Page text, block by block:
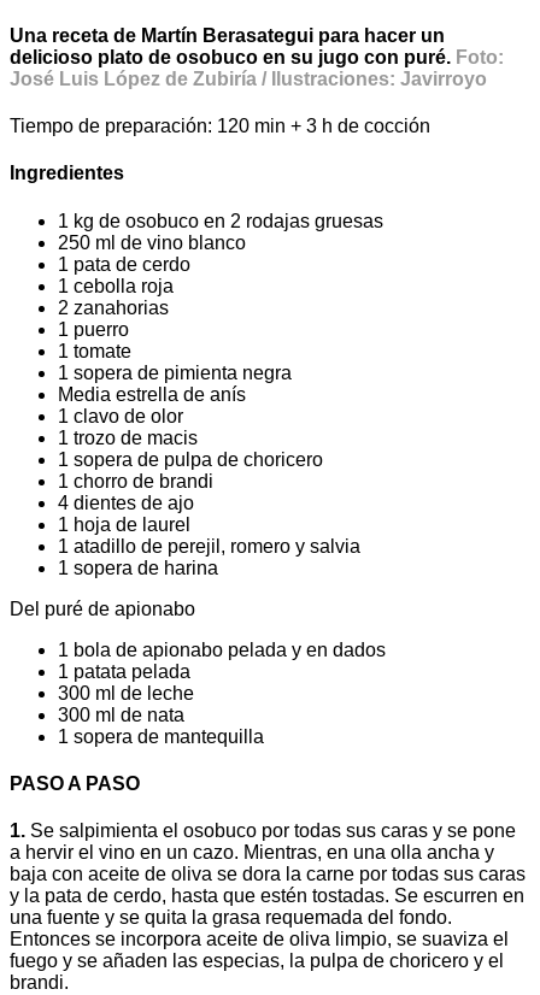
Una receta de Martín Berasategui para hacer un
delicioso plato de osobuco en su jugo con puré. Foto:
José Luis López de Zubiría / Ilustraciones: Javirroyo
Tiempo de preparación: 120 min + 3 h de cocción
Ingredientes
1 kg de osobuco en 2 rodajas gruesas
250 ml de vino blanco
1 pata de cerdo
1 cebolla roja
2 zanahorias
1 puerro
1 tomate
1 sopera de pimienta negra
Media estrella de anís
1 clavo de olor
1 trozo de macis
1 sopera de pulpa de choricero
1 chorro de brandi
4 dientes de ajo
1 hoja de laurel
1 atadillo de perejil, romero y salvia
1 sopera de harina
Del puré de apionabo
1 bola de apionabo pelada y en dados
1 patata pelada
300 ml de leche
300 ml de nata
1 sopera de mantequilla
PASO A PASO
1. Se salpimienta el osobuco por todas sus caras y se pone
a hervir el vino en un cazo. Mientras, en una olla ancha y
baja con aceite de oliva se dora la carne por todas sus caras
y la pata de cerdo, hasta que estén tostadas. Se escurren en
una fuente y se quita la grasa requemada del fondo.
Entonces se incorpora aceite de oliva limpio, se suaviza el
fuego y se añaden las especias, la pulpa de choricero y el
brandi.